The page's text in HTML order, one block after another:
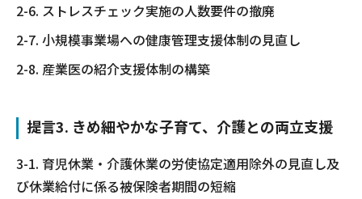
2-6. ストレスチェック実施の人数要件の撤廃
2-7. 小規模事業場への健康管理支援体制の見直し
2-8. 産業医の紹介支援体制の構築
提言3. きめ細やかな子育て、介護との両立支援
3-1. 育児休業・介護休業の労使協定適用除外の見直し及
び休業給付に係る被保険者期間の短縮